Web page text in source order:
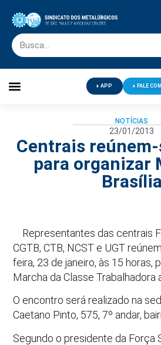
APP FALE
NOTÍCIAS
23/01/2013
Centrais reúnem-
para organizar
Brasília
Representantes das centrais
CGTB, CTB, NCST e UGT
feira, 23 de janeiro, às 15 horas,
Marcha da Classe Trabalhadora
O encontro será realizado na
Caetano Pinto, 575, 7º andar,
Segundo o presidente da Força